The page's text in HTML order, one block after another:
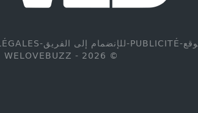
-
PUBLICITÉ
-للإنضمام إلى الفريق-
© WELOVEBUZZ - 2026